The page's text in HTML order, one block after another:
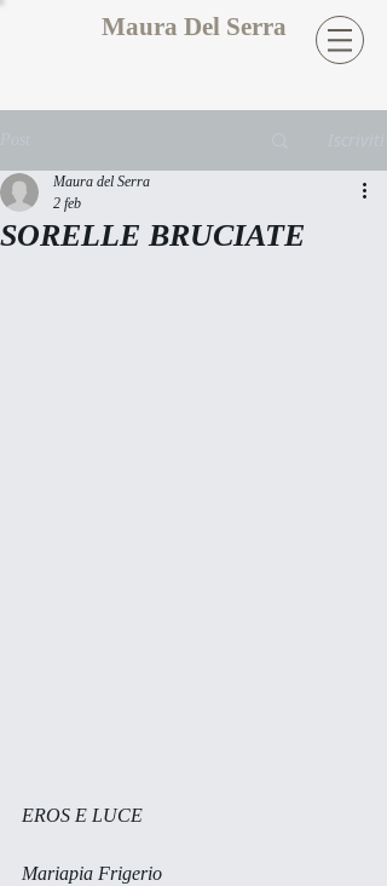
Maura Del Serra
SORELLE BRUCIATE
Maura del Serra
2 feb
EROS E LUCE
Mariapia Frigerio